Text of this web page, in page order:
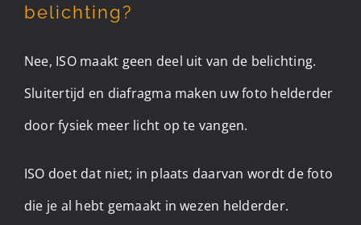
belichting?
Nee, ISO maakt geen deel uit van de belichting.
Sluitertijd en diafragma maken uw foto helderder
door fysiek meer licht op te vangen.
ISO doet dat niet; in plaats daarvan wordt de foto
die je al hebt gemaakt in wezen helderder.